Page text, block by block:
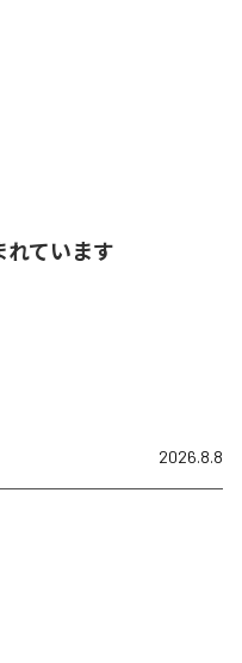
れています
2026.8.8